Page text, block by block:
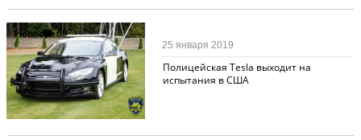
Новости69
Полицейская Tesla выходит на
испытания в США
25 января 2019